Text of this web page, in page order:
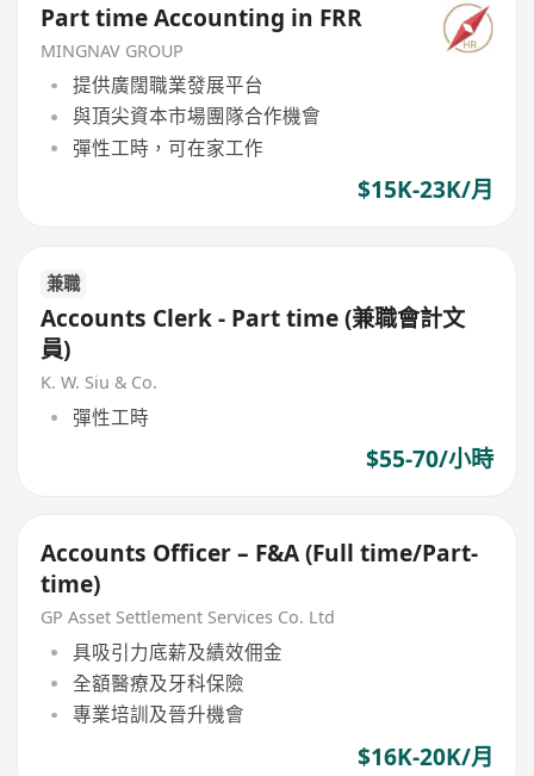
Part time Accounting in FRR
MINGNAV GROUP
提供廣闊職業發展平台
與頂尖資本市場團隊合作機會
彈性工時，可在家工作
$15K-23K/月
兼職
Accounts Clerk - Part time (兼職會計文
員)
K. W. Siu & Co.
彈性工時
$55-70/小時
Accounts Officer – F&A (Full time/Part-
time)
GP Asset Settlement Services Co. Ltd
具吸引力底薪及績效佣金
全額醫療及牙科保險
專業培訓及晉升機會
$16K-20K/月